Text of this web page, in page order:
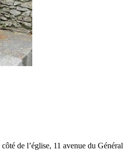
de l’église, 11 avenue du Général